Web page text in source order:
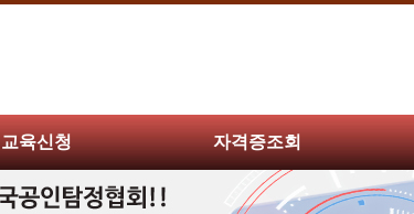
교육신청 자격증조회